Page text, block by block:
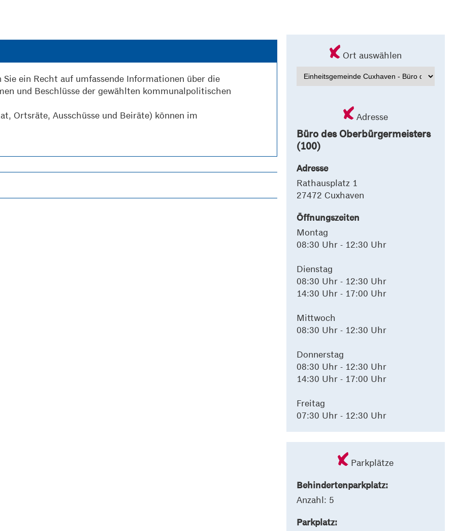
ein Recht auf umfassende Informationen über die
und Beschlüsse der gewählten kommunalpolitischen
Ortsräte, Ausschüsse und Beiräte) können im
Ort auswählen
Adresse
Büro des Oberbürgermeisters
(100)
Adresse
Rathausplatz 1
27472 Cuxhaven
Öffnungszeiten
Montag
08:30 Uhr - 12:30 Uhr
Dienstag
08:30 Uhr - 12:30 Uhr
14:30 Uhr - 17:00 Uhr
Mittwoch
08:30 Uhr - 12:30 Uhr
Donnerstag
08:30 Uhr - 12:30 Uhr
14:30 Uhr - 17:00 Uhr
Freitag
07:30 Uhr - 12:30 Uhr
Parkplätze
Behindertenparkplatz:
Anzahl: 5
Parkplatz: